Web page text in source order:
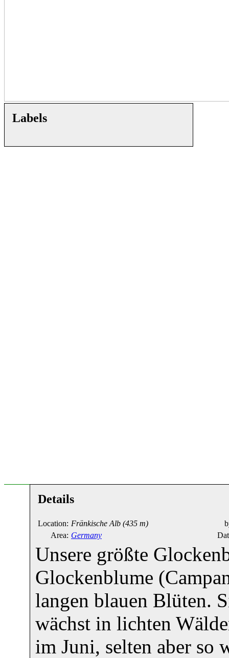
Labels
Details
Location: Fränkische Alb (435 m)
Area: Germany
Unsere größte
Glockenblume
langen blauen Blüten.
wächst in lichten
im Juni, selten aber so